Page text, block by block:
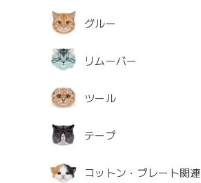
グルー
リムーバー
ツール
テープ
コットン・プレート関連